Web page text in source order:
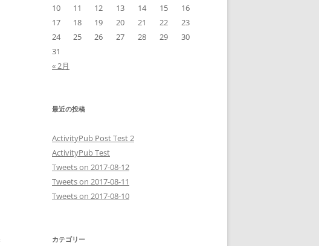
10
11 12 13 14 15
16
17
18 19 20 21 22
23
24
25 26 27 28 29
30
31
« 2月
最近の投稿
ActivityPub Post Test 2
ActivityPub Test
Tweets on 2017-08-12
Tweets on 2017-08-11
Tweets on 2017-08-10
カテゴリー